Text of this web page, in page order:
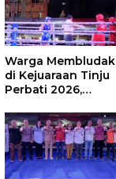
Warga Membludak
di Kejuaraan Tinju
Perbati 2026,
Piala Wali Kota